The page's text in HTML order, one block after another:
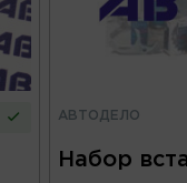
АВТОДЕЛО
Набор